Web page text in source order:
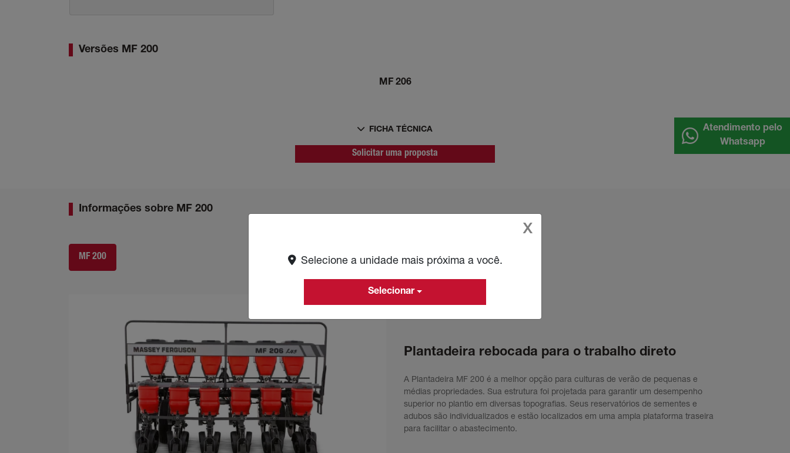
Versões MF 200
MF 206
FICHA TÉCNICA
Solicitar uma proposta
Informações sobre MF 200
MF 200
Plantadeira rebocada para o trabalho direto
A Plantadeira MF 200 é a melhor opção para culturas de verão de pequenas e
médias propriedades. Sua estrutura foi projetada para garantir um desempenho
superior no plantio em diversas topografias. Seus reservatórios de sementes e
adubos são individualizados e estão localizados em uma ampla plataforma traseira
para facilitar o abastecimento.
Atendimento pelo
Whatsapp
X
Selecione a unidade mais próxima a você.
Selecionar